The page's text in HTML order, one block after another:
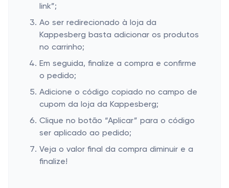
link”;
Ao ser redirecionado à loja da
Kappesberg basta adicionar os produtos
no carrinho;
Em seguida, finalize a compra e confirme
o pedido;
Adicione o código copiado no campo de
cupom da loja da Kappesberg;
Clique no botão “Aplicar” para o código
ser aplicado ao pedido;
Veja o valor final da compra diminuir e a
finalize!